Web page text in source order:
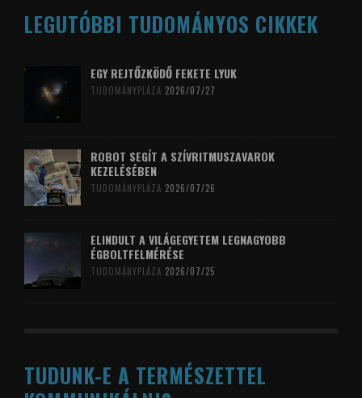
LEGUTÓBBI TUDOMÁNYOS CIKKEK
EGY REJTŐZKÖDŐ FEKETE LYUK
TUDOMÁNYPLÁZA 2026/07/27
ROBOT SEGÍT A SZÍVRITMUSZAVAROK
KEZELÉSÉBEN
TUDOMÁNYPLÁZA 2026/07/26
ELINDULT A VILÁGEGYETEM LEGNAGYOBB
ÉGBOLTFELMÉRÉSE
TUDOMÁNYPLÁZA 2026/07/25
TUDUNK-E A TERMÉSZETTEL